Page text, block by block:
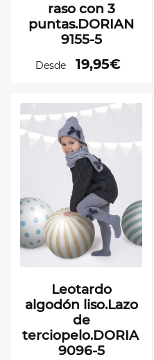
raso con 3
puntas.DORIAN
9155-5
Desde 19,95€
Leotardo
algodón liso.Lazo
de
terciopelo.DORIAN
9096-5